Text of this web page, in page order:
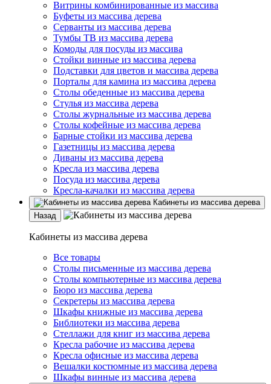
Витрины комбинированные из массива
Буфеты из массива дерева
Серванты из массива дерева
Тумбы ТВ из массива дерева
Комоды для посуды из массива
Стойки винные из массива дерева
Подставки для цветов и массива дерева
Порталы для камина из массива дерева
Столы обеденные из массива дерева
Стулья из массива дерева
Столы журнальные из массива дерева
Столы кофейные из массива дерева
Барные стойки из массива дерева
Газетницы из массива дерева
Диваны из массива дерева
Кресла из массива дерева
Посуда из массива дерева
Кресла-качалки из массива дерева
Кабинеты из массива дерева
Назад
Кабинеты из массива дерева
Все товары
Столы письменные из массива дерева
Столы компьютерные из массива дерева
Бюро из массива дерева
Секретеры из массива дерева
Шкафы книжные из массива дерева
Библиотеки из массива дерева
Стеллажи для книг из массива дерева
Кресла рабочие из массива дерева
Кресла офисные из массива дерева
Вешалки костюмные из массива дерева
Шкафы винные из массива дерева